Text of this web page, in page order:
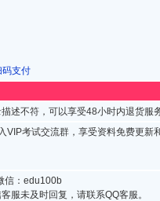
码支付
述不符，可以享受48小时内退货服
VIP考试交流群，享受资料免费更新
信：edu100b
服未及时回复，请联系QQ客服。